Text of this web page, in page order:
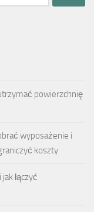
powierzchnię
wyposażenie i
koszty
łączyć